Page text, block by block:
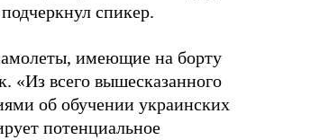
спикер.
имеющие на борту
«Из всего вышесказанного
об обучении украинских
потенциальное